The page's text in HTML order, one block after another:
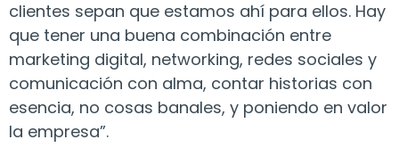
clientes sepan que estamos ahí para ellos. Hay
que tener una buena combinación entre
marketing digital, networking, redes sociales y
comunicación con alma, contar historias con
esencia, no cosas banales, y poniendo en valor
la empresa”.